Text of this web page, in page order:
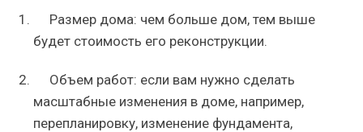
Размер дома: чем больше дом, тем выше
будет стоимость его реконструкции.
Объем работ: если вам нужно сделать
масштабные изменения в доме, например,
перепланировку, изменение фундамента,